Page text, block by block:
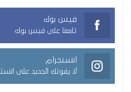
فيس بوك
تابعنا على فيس بوك
انستجرام
لا يفوتك الجديد على انستا